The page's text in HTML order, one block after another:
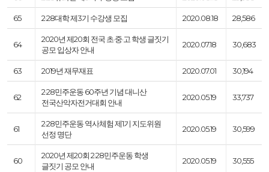
65 2·28대학 제3기 수강생 모집 2020.08.18 28,586
64
2020년 제20회 전국 초·중·고 학생 글짓기
공모 입상자 안내
2020.07.18 30,683
63 2019년 재무재표 2020.07.01 30,194
62
2·28민주운동 60주년 기념 대니산
전국산악자전거대회 안내
2020.05.19 33,737
61
2·28민주운동 역사체험 제1기 지도위원
선정 명단
2020.05.19 30,599
60
2020년 제20회 2·28민주운동 학생
글짓기 공모 안내
2020.05.19 30,555